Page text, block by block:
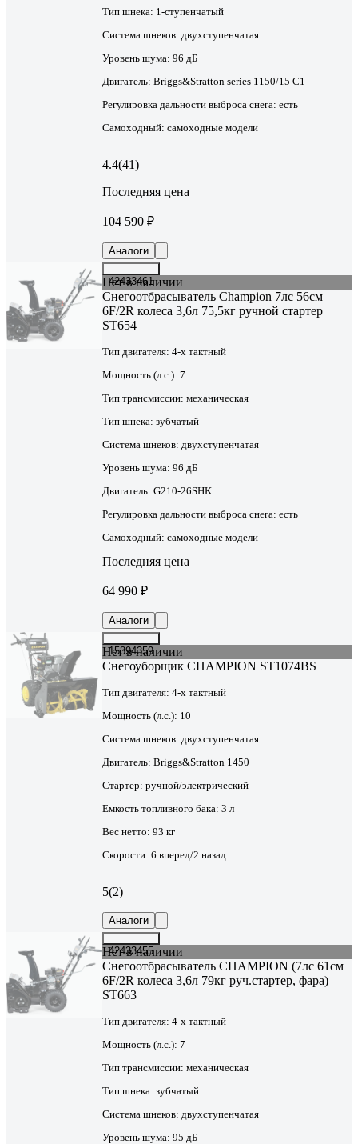
Тип шнека: 1-ступенчатый
Система шнеков: двухступенчатая
Уровень шума: 96 дБ
Двигатель: Briggs&Stratton series 1150/15 C1
Регулировка дальности выброса снега: есть
Самоходный: самоходные модели
4.4(41)
Последняя цена
104 590 ₽
Аналоги
42433461
Нет в наличии
Снегоотбрасыватель Champion 7лс 56см
6F/2R колеса 3,6л 75,5кг ручной стартер
ST654
Тип двигателя: 4-х тактный
Мощность (л.с.): 7
Тип трансмиссии: механическая
Тип шнека: зубчатый
Система шнеков: двухступенчатая
Уровень шума: 96 дБ
Двигатель: G210-26SHK
Регулировка дальности выброса снега: есть
Самоходный: самоходные модели
Последняя цена
64 990 ₽
Аналоги
15394359
Нет в наличии
Снегоуборщик CHAMPION ST1074BS
Тип двигателя: 4-х тактный
Мощность (л.с.): 10
Система шнеков: двухступенчатая
Двигатель: Briggs&Stratton 1450
Стартер: ручной/электрический
Емкость топливного бака: 3 л
Вес нетто: 93 кг
Скорости: 6 вперед/2 назад
5(2)
Аналоги
42433455
Нет в наличии
Снегоотбрасыватель CHAMPION (7лс 61см
6F/2R колеса 3,6л 79кг руч.стартер, фара)
ST663
Тип двигателя: 4-х тактный
Мощность (л.с.): 7
Тип трансмиссии: механическая
Тип шнека: зубчатый
Система шнеков: двухступенчатая
Уровень шума: 95 дБ